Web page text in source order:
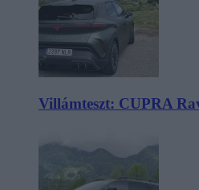
Villámteszt: CUPRA